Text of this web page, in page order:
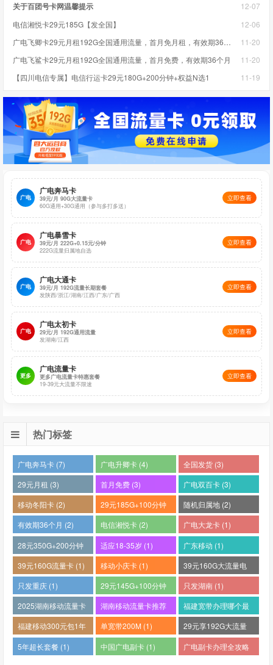
12-07
关于百团号卡网温馨提示
12-06
电信湘悦卡29元185G【发全国】
11-20
广电飞卿卡29元月租192G全国通用流量，首月免月租，有效期36个月，本地归属
11-20
广电飞鲨卡29元月租192G全国通用流量，首月免费，有效期36个月
11-19
【四川电信专属】电信行运卡29元180G+200分钟+权益N选1
广电
广电奔马卡
39元/月 90G大流量卡
60G通用+30G通用（参与多打多送）
立即查看
广电
广电暴雪卡
39元/月 222G+0.15元/分钟
222G流量归属地自选
立即查看
广电
广电大通卡
39元/月 192G流量长期套餐
发陕西/浙江/湖南/江西/广东/广西
立即查看
广电
广电太初卡
29元/月 192G通用流量
发湖南/江西
立即查看
更多
广电流量卡
更多广电流量卡特惠套餐
19-39元大流量不限速
立即查看
热门标签
广电奔马卡 (7) 广电升卿卡 (4)
全国发货 (3)
29元月租 (3)
首月免费 (3)
广电双百卡 (3)
移动冬阳卡 (2)
29元185G+100分钟
(2)
随机归属地 (2)
有效期36个月 (2)
电信湘悦卡 (2)
广电大龙卡 (1)
28元350G+200分钟
(1)
适应18-35岁 (1)
广东移动 (1)
39元160G流量卡 (1)
移动小庆卡 (1)
39元160G大流量电
话卡 (1)
只发重庆 (1)
29元145G+100分钟
(1)
只发湖南 (1)
2025湖南移动流量卡
哪个好 (1)
湖南移动流量卡推荐
(1)
福建宽带办理哪个最
便宜 (1)
福建移动300元包1年
(1)
单宽带200M (1)
29元享192G大流量
(1)
5年超长套餐 (1) 中国广电副卡 (1)
广电副卡办理全攻略